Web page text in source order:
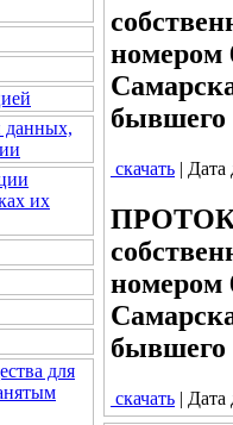
данных,
их
для
номером
бывшего
скачать | Дата
номером
бывшего
скачать | Дата